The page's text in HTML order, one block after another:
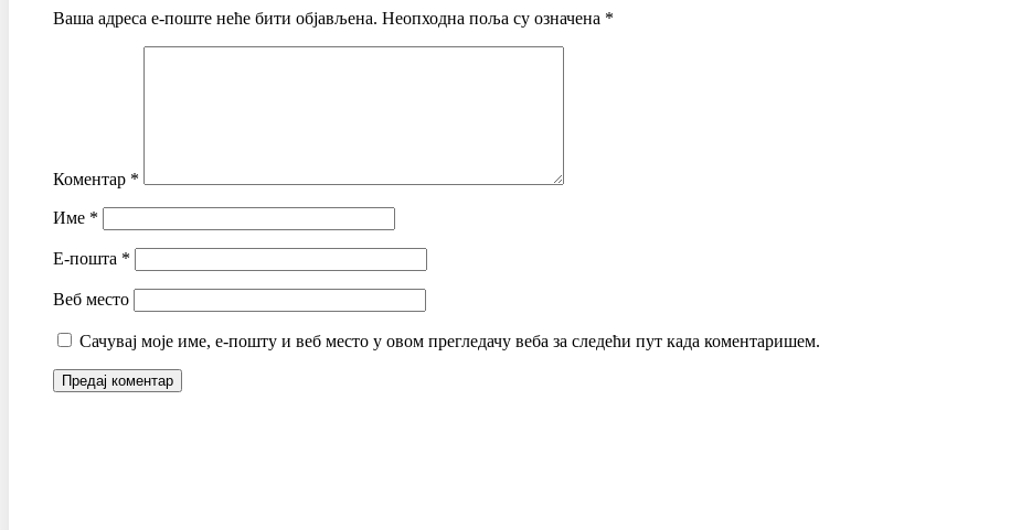
Ваша адреса е-поште неће бити објављена. Неопходна поља су означена *
Коментар *
Име *
Е-пошта *
Веб место
Сачувај моје име, е-пошту и веб место у овом прегледачу веба за следећи пут када коментаришем.